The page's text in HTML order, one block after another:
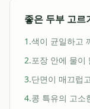
좋은 두부 고르
1.색이 균일하고
2.포장 안에 물이
3.단면이 매끄럽
4.콩 특유의 고소